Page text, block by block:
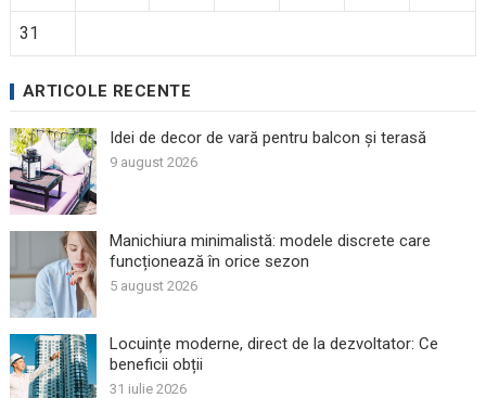
31
ARTICOLE RECENTE
Idei de decor de vară pentru balcon și terasă
9 august 2026
Manichiura minimalistă: modele discrete care
funcționează în orice sezon
5 august 2026
Locuințe moderne, direct de la dezvoltator: Ce
beneficii obții
31 iulie 2026